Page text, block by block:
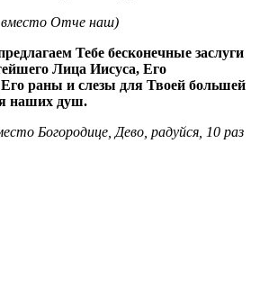
вместо Отче наш)
Тебе бесконечные заслуги
Лица Иисуса, Его
раны и слезы для Твоей большей
наших душ.
Богородице, Дево, радуйся, 10 раз